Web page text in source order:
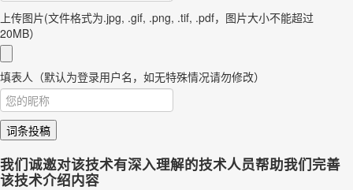
上传图片(文件格式为.jpg, .gif, .png, .tif, .pdf，图片大小不能超过
20MB）
填表人（默认为登录用户名，如无特殊情况请勿修改）
词条投稿
我们诚邀对该技术有深入理解的技术人员帮助我们完善
该技术介绍内容